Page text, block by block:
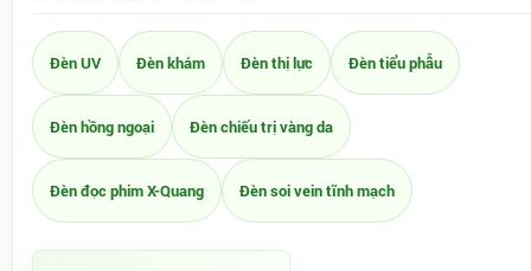
Đèn UV Đèn khám Đèn thị lực Đèn tiểu phẫu
Đèn hồng ngoại Đèn chiếu trị vàng da
Đèn đọc phim X-Quang Đèn soi vein tĩnh mạch